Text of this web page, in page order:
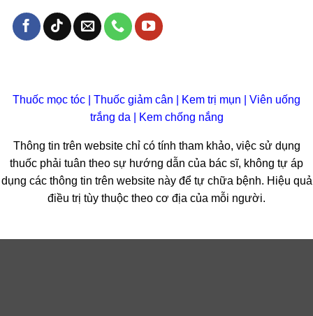
Thuốc mọc tóc Thuốc giảm cân Kem trị mụn
Viên uống
trắng da
Kem chống nắng
Thông tin trên website chỉ có tính tham khảo, việc sử dụng
thuốc phải tuân theo sự hướng dẫn của bác sĩ, không tự áp
dụng các thông tin trên website này để tự chữa bệnh. Hiệu quả
điều trị tùy thuộc theo cơ địa của mỗi người.